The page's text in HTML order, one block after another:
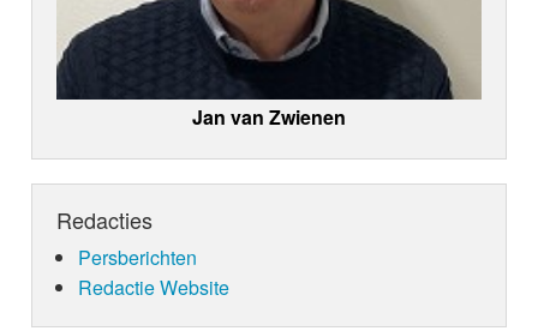
Jan van Zwienen
Redacties
Persberichten
Redactie Website